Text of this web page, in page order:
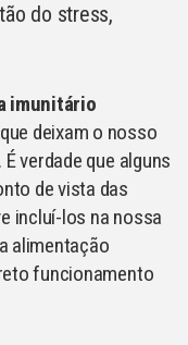
do stress,
imunitário
deixam o nosso
verdade que alguns
de vista das
incluí-los na nossa
alimentação
funcionamento